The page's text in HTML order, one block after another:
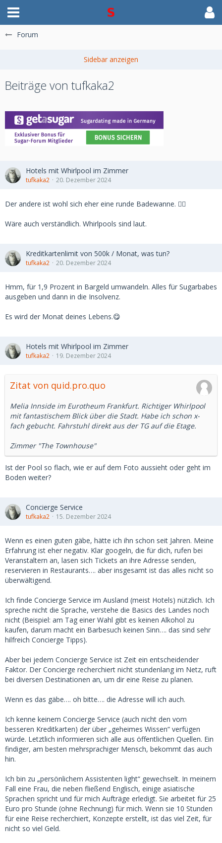
Forum
Beiträge von tufkaka2
Hotels mit Whirlpool im Zimmer
tufkaka2 20. Dezember 2024
Der andere ist wohl sich eher eine runde Badewanne. 🤷‍♂️
Wäre auch verständlich. Whirlpools sind laut.
Kreditkartenlimit von 500k / Monat, was tun?
tufkaka2 20. Dezember 2024
Hmm, für 1,9 Prozent in Bargeld umwandeln. Alles für Sugarbabes
ausgeben und dann in die Insolvenz.
Es wird der Monat deines Lebens.😋
Hotels mit Whirlpool im Zimmer
tufkaka2 19. Dezember 2024
Zitat von quid.pro.quo
Melia Innside im Eurotheum Frankfurt. Richtiger Whirlpool
mit fantastischem Blick über die Stadt. Habe ich schon x-
fach gebucht. Fahrstuhl direkt aus der TG auf die Etage.
Zimmer "The Townhouse"
Ist der Pool so flach, wie er auf dem Foto aussieht oder geht im
Boden weiter?
Concierge Service
tufkaka2 15. Dezember 2024
Wenn es einen guten gäbe, hätte ich ihn schon seit Jahren. Meine
Erfahrung ist eher negativ. Klar googeln, die für dich, rufen bei
Veranstaltern an, lasen sich Tickets an ihre Adresse senden,
reservieren in Restaurants…. aber insgesamt ist das alles nicht so
überwältigend.
Ich finde Concierge Service im Ausland (meist Hotels) nützlich. Ich
spreche nicht die Sprache, verstehe die Basics des Landes noch
nicht (Beispiel: am Tag einer Wahl gibt es keinen Alkohol zu
kaufen, darum macht ein Barbesuch keinen Sinn…. das sind sehr
hilfreich Concierge Tipps).
Aber bei jedem Concierge Service ist Zeit ein entscheidender
Faktor. Der Concierge recherchiert nicht stundenlang im Netz, ruft
bei diversen Destinationen an, um dir eine Reise zu planen.
Wenn es das gäbe…. oh bitte…. die Adresse will ich auch.
Ich kenne keinem Concierge Service (auch nicht den vom
besseren Kreditkarten) der über „geheimes Wissen“ verfügen
würde. Letztlich informieren sich alle aus öffentlichen Quellen. Ein
findiger, am besten mehrsprachiger Mensch, bekommt das auch
hin.
Ich bin zu „persönlichem Assistenten light“ gewechselt. In meinem
Fall eine Frau, die neben fließend Englisch, einige asiatische
Sprachen spricht und für mich Aufträge erledigt. Sie arbeitet für 25
Euro pro Stunde (ohne Rechnung) für mich. Wenn sie 10 Stunden
für eine Reise recherchiert, Konzepte erstellt, ist das viel Zeit, für
nicht so viel Geld.